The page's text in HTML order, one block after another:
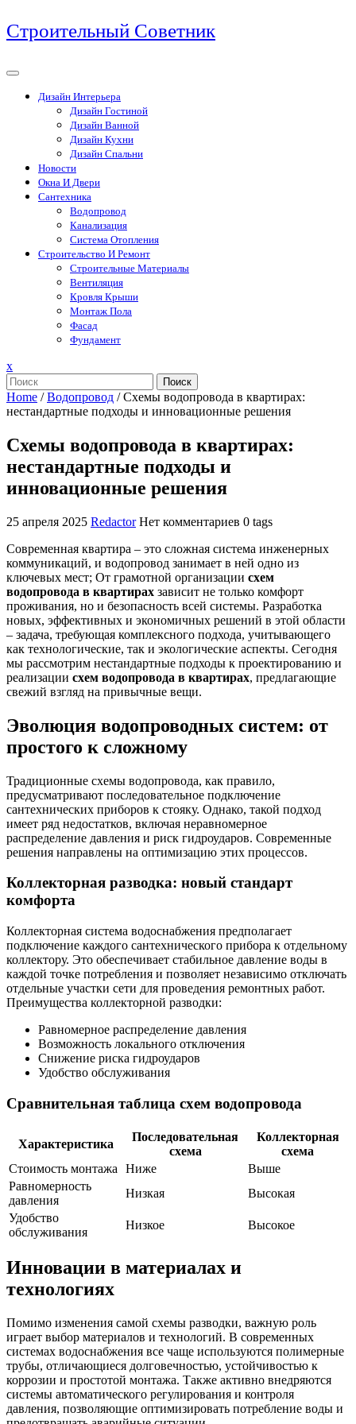
Перейти
к
Строительный Советник
Дизайн Интерьера
Дизайн Гостиной
Дизайн Ванной
Дизайн Кухни
Дизайн Спальни
Новости
Окна И Двери
Сантехника
Водопровод
Канализация
Система Отопления
Строительство И Ремонт
Строительные Материалы
Вентиляция
Кровля Крыши
Монтаж Пола
Фасад
Фундамент
xЗакрыть
меню
Поиск
Home /Водопровод /Схемы водопровода в квартирах:
нестандартные подходы и инновационные решения
Схемы водопровода в квартирах:
нестандартные подходы и
инновационные решения
25 апреля 2025 Redactor Нет комментариев 0 tags
Современная квартира – это сложная система инженерных
коммуникаций, и водопровод занимает в ней одно из
ключевых мест; От грамотной организации схем
водопровода в квартирах зависит не только комфорт
проживания, но и безопасность всей системы. Разработка
новых, эффективных и экономичных решений в этой области
– задача, требующая комплексного подхода, учитывающего
как технологические, так и экологические аспекты. Сегодня
мы рассмотрим нестандартные подходы к проектированию и
реализации схем водопровода в квартирах, предлагающие
свежий взгляд на привычные вещи.
Эволюция водопроводных систем: от
простого к сложному
Традиционные схемы водопровода, как правило,
предусматривают последовательное подключение
сантехнических приборов к стояку. Однако, такой подход
имеет ряд недостатков, включая неравномерное
распределение давления и риск гидроударов. Современные
решения направлены на оптимизацию этих процессов.
Коллекторная разводка: новый стандарт
комфорта
Коллекторная система водоснабжения предполагает
подключение каждого сантехнического прибора к отдельному
коллектору. Это обеспечивает стабильное давление воды в
каждой точке потребления и позволяет независимо отключать
отдельные участки сети для проведения ремонтных работ.
Преимущества коллекторной разводки:
Равномерное распределение давления
Возможность локального отключения
Снижение риска гидроударов
Удобство обслуживания
Сравнительная таблица схем водопровода
Характеристика
Последовательная
схема
Коллекторная
схема
Стоимость монтажа
Ниже
Выше
Равномерность
давления
Низкая
Высокая
Удобство
обслуживания
Низкое Высокое
Инновации в материалах и
технологиях
Помимо изменения самой схемы разводки, важную роль
играет выбор материалов и технологий. В современных
системах водоснабжения все чаще используются полимерные
трубы, отличающиеся долговечностью, устойчивостью к
коррозии и простотой монтажа. Также активно внедряются
системы автоматического регулирования и контроля
давления, позволяющие оптимизировать потребление воды и